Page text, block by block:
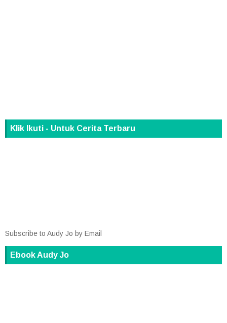
Klik Ikuti - Untuk Cerita Terbaru
Subscribe to Audy Jo by Email
Ebook Audy Jo